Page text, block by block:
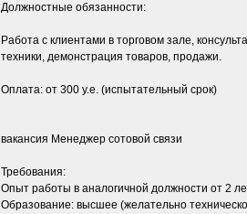
Должностные обязанности:
Работа с клиентами в торговом зале,
техники, демонстрация товаров, продажи.
Оплата: от 300 у.е. (испытательный срок)
вакансия Менеджер сотовой связи
Требования:
Опыт работы в аналогичной должности от 2
Образование: высшее (желательно